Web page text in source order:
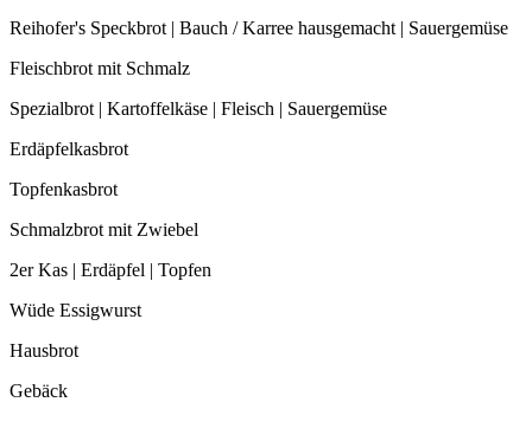
Reihofer's Speckbrot | Bauch / Karree hausgemacht | Sauergemüse
Fleischbrot mit Schmalz
Spezialbrot | Kartoffelkäse | Fleisch | Sauergemüse
Erdäpfelkasbrot
Topfenkasbrot
Schmalzbrot mit Zwiebel
2er Kas | Erdäpfel | Topfen
Wüde Essigwurst
Hausbrot
Gebäck